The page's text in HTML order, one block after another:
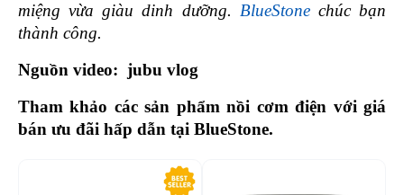
miệng vừa giàu dinh dưỡng. BlueStone chúc bạn
thành công.
Nguồn video:  jubu vlog
Tham khảo các sản phẩm nồi cơm điện với giá
bán ưu đãi hấp dẫn tại BlueStone.